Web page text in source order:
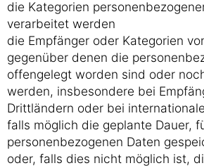
die Kategorien
verarbeitet werden
die Empfänger oder Kategorien
gegenüber denen die
offengelegt worden sind oder
werden, insbesondere bei
Drittländern oder bei
falls möglich die geplante Dauer,
personenbezogenen Daten
oder, falls dies nicht möglich ist,